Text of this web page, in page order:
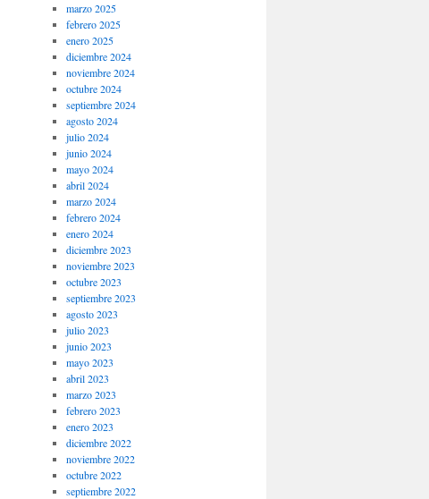
marzo 2025
febrero 2025
enero 2025
diciembre 2024
noviembre 2024
octubre 2024
septiembre 2024
agosto 2024
julio 2024
junio 2024
mayo 2024
abril 2024
marzo 2024
febrero 2024
enero 2024
diciembre 2023
noviembre 2023
octubre 2023
septiembre 2023
agosto 2023
julio 2023
junio 2023
mayo 2023
abril 2023
marzo 2023
febrero 2023
enero 2023
diciembre 2022
noviembre 2022
octubre 2022
septiembre 2022